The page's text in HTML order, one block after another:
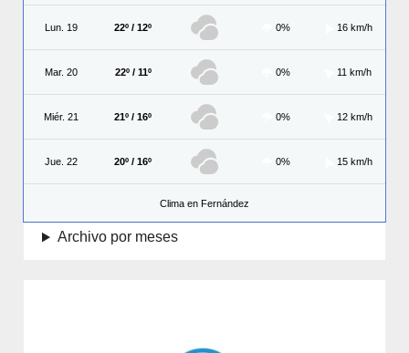
Lun. 19 22º / 12º 0% 16 km/h
Mar. 20 22º / 11º 0% 11 km/h
Miér. 21 21º / 16º 0% 12 km/h
Jue. 22 20º / 16º 0% 15 km/h
Clima en Fernández
Archivo por meses